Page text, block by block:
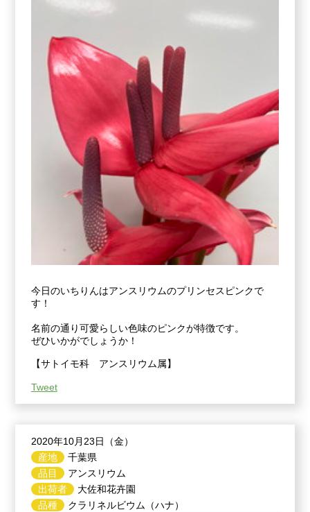
今日のいちりんはアンスリウムのプリンセスピンクで
す！
名前の通り可愛らしい色味のピンクが特徴です。
ぜひいかがでしょうか！
【サトイモ科 アンスリウム属】
Tweet
2020年10月23日（金）
産地
千葉県
品目
アンスリウム
出荷者
大佐和花卉園
品種
クラリネルビウム（ハナ）